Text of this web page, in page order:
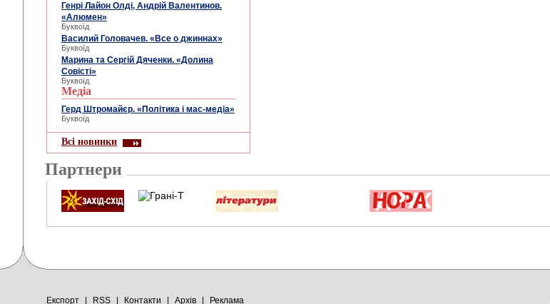
Генрі Лайон Олді, Андрій Валентинов.
«Алюмен»
Буквоїд
Василий Головачев. «Все о джиннах»
Буквоїд
Марина та Сергій Дяченки. «Долина
Совісті»
Буквоїд
Медіа
Герд Штромайєр. «Політика і мас-медіа»
Буквоїд
Всі новинки
Партнери
Експорт RSS Контакти Архів Реклама